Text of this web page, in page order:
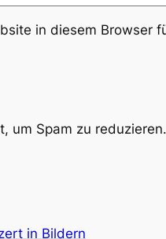
in diesem Browser
um Spam zu reduzieren.
in Bildern